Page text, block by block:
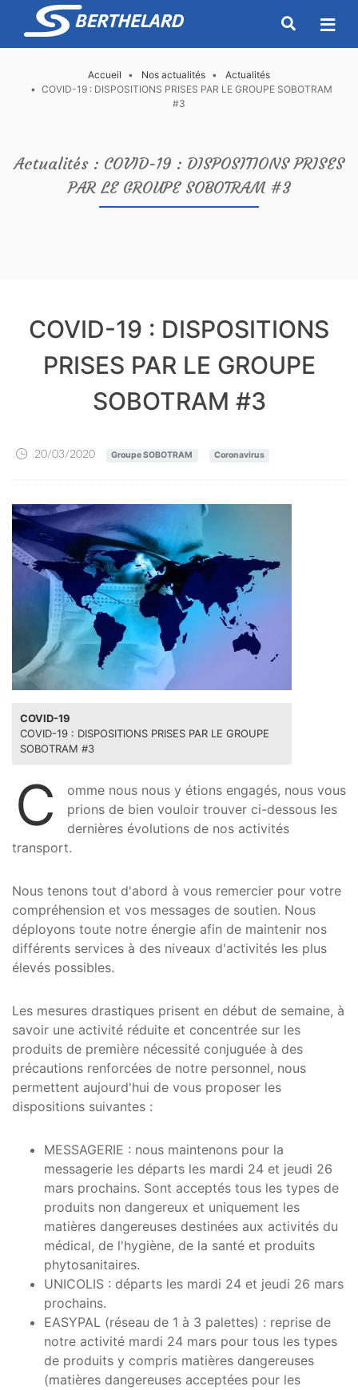
Accueil Nos actualités
Actualités
COVID-19 : DISPOSITIONS PRISES PAR LE GROUPE SOBOTRAM
#3
Actualités : COVID-19 : DISPOSITIONS PRISES
PAR LE GROUPE SOBOTRAM #3
COVID-19 : DISPOSITIONS
PRISES PAR LE GROUPE
SOBOTRAM #3
20/03/2020 Groupe SOBOTRAM Coronavirus
COVID-19
COVID-19 : DISPOSITIONS PRISES PAR LE GROUPE
SOBOTRAM #3
C
omme nous nous y étions engagés, nous vous
prions de bien vouloir trouver ci-dessous les
dernières évolutions de nos activités
transport.
Nous tenons tout d'abord à vous remercier pour votre
compréhension et vos messages de soutien. Nous
déployons toute notre énergie afin de maintenir nos
différents services à des niveaux d'activités les plus
élevés possibles.
Les mesures drastiques prisent en début de semaine, à
savoir une activité réduite et concentrée sur les
produits de première nécessité conjuguée à des
précautions renforcées de notre personnel, nous
permettent aujourd'hui de vous proposer les
dispositions suivantes :
MESSAGERIE : nous maintenons pour la
messagerie les départs les mardi 24 et jeudi 26
mars prochains. Sont acceptés tous les types de
produits non dangereux et uniquement les
matières dangereuses destinées aux activités du
médical, de l'hygiène, de la santé et produits
phytosanitaires.
UNICOLIS : départs les mardi 24 et jeudi 26 mars
prochains.
EASYPAL (réseau de 1 à 3 palettes) : reprise de
notre activité mardi 24 mars pour tous les types
de produits y compris matières dangereuses
(matières dangereuses acceptées pour les